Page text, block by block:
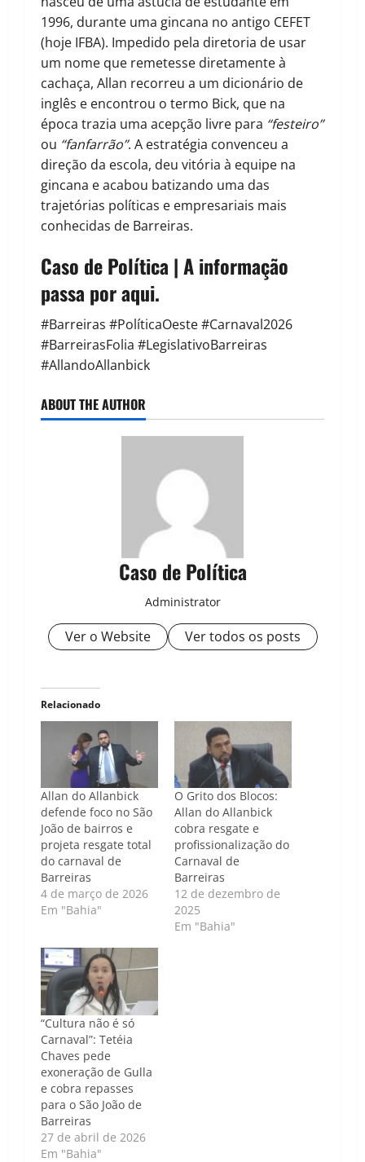
1996, durante uma gincana no antigo CEFET
(hoje IFBA). Impedido pela diretoria de usar
um nome que remetesse diretamente à
cachaça, Allan recorreu a um dicionário de
inglês e encontrou o termo Bick, que na
época trazia uma acepção livre para “festeiro”
ou “fanfarrão”. A estratégia convenceu a
direção da escola, deu vitória à equipe na
gincana e acabou batizando uma das
trajetórias políticas e empresariais mais
conhecidas de Barreiras.
Caso de Política | A informação
passa por aqui.
#Barreiras #PolíticaOeste #Carnaval2026
#BarreirasFolia #LegislativoBarreiras
#AllandoAllanbick
ABOUT THE AUTHOR
Caso de Política
Administrator
Ver o Website Ver todos os posts
Relacionado
Allan do Allanbick
defende foco no São
João de bairros e
projeta resgate total
do carnaval de
Barreiras
4 de março de 2026
Em "Bahia"
O Grito dos Blocos:
Allan do Allanbick
cobra resgate e
profissionalização do
Carnaval de
Barreiras
12 de dezembro de
2025
Em "Bahia"
“Cultura não é só
Carnaval”: Tetéia
Chaves pede
exoneração de Gulla
e cobra repasses
para o São João de
Barreiras
27 de abril de 2026
Em "Bahia"